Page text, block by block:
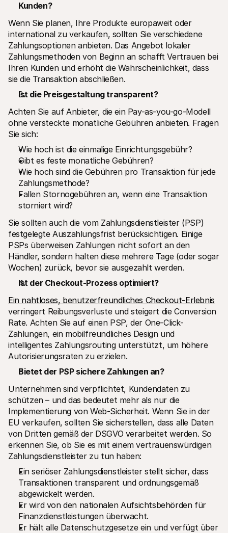
Kunden?
Wenn Sie planen, Ihre Produkte europaweit oder
international zu verkaufen, sollten Sie verschiedene
Zahlungsoptionen anbieten. Das Angebot lokaler
Zahlungsmethoden von Beginn an schafft Vertrauen bei
Ihren Kunden und erhöht die Wahrscheinlichkeit, dass
sie die Transaktion abschließen.
Ist die Preisgestaltung transparent?
Achten Sie auf Anbieter, die ein Pay-as-you-go-Modell
ohne versteckte monatliche Gebühren anbieten. Fragen
Sie sich:
Wie hoch ist die einmalige Einrichtungsgebühr?
Gibt es feste monatliche Gebühren?
Wie hoch sind die Gebühren pro Transaktion für jede
Zahlungsmethode?
Fallen Stornogebühren an, wenn eine Transaktion
storniert wird?
Sie sollten auch die vom Zahlungsdienstleister (PSP)
festgelegte Auszahlungsfrist berücksichtigen. Einige
PSPs überweisen Zahlungen nicht sofort an den
Händler, sondern halten diese mehrere Tage (oder sogar
Wochen) zurück, bevor sie ausgezahlt werden.
Ist der Checkout-Prozess optimiert?
Ein nahtloses, benutzerfreundliches Checkout-Erlebnis
verringert Reibungsverluste und steigert die Conversion
Rate. Achten Sie auf einen PSP, der One-Click-
Zahlungen, ein mobilfreundliches Design und
intelligentes Zahlungsrouting unterstützt, um höhere
Autorisierungsraten zu erzielen.
Bietet der PSP sichere Zahlungen an?
Unternehmen sind verpflichtet, Kundendaten zu
schützen – und das bedeutet mehr als nur die
Implementierung von Web-Sicherheit. Wenn Sie in der
EU verkaufen, sollten Sie sicherstellen, dass alle Daten
von Dritten gemäß der DSGVO verarbeitet werden. So
erkennen Sie, ob Sie es mit einem vertrauenswürdigen
Zahlungsdienstleister zu tun haben:
Ein seriöser Zahlungsdienstleister stellt sicher, dass
Transaktionen transparent und ordnungsgemäß
abgewickelt werden.
Er wird von den nationalen Aufsichtsbehörden für
Finanzdienstleistungen überwacht.
Er hält alle Datenschutzgesetze ein und verfügt über